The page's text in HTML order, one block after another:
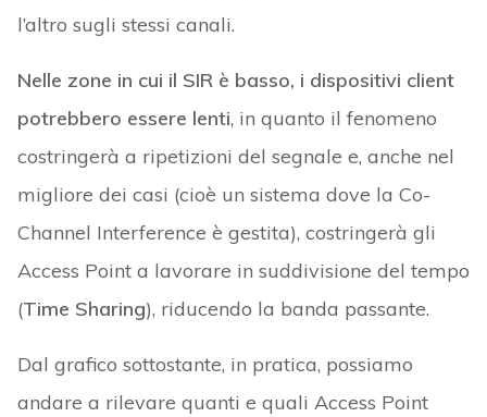
l’altro sugli stessi canali.
Nelle zone in cui il SIR è basso, i dispositivi client
potrebbero essere lenti, in quanto il fenomeno
costringerà a ripetizioni del segnale e, anche nel
migliore dei casi (cioè un sistema dove la Co-
Channel Interference è gestita), costringerà gli
Access Point a lavorare in suddivisione del tempo
(Time Sharing), riducendo la banda passante.
Dal grafico sottostante, in pratica, possiamo
andare a rilevare quanti e quali Access Point